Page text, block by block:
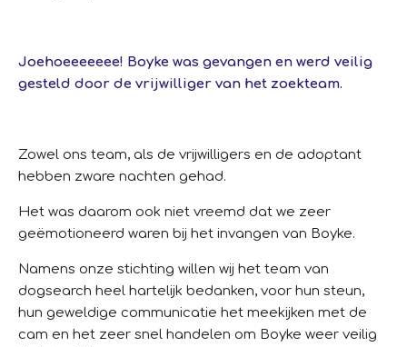
Joehoeeeeeee! Boyke was gevangen en werd veilig
gesteld door de vrijwilliger van het zoekteam.
Zowel ons team, als de vrijwilligers en de adoptant
hebben zware nachten gehad.
Het was daarom ook niet vreemd dat we zeer
geëmotioneerd waren bij het invangen van Boyke.
Namens onze stichting willen wij het team van
dogsearch heel hartelijk bedanken, voor hun steun,
hun geweldige communicatie het meekijken met de
cam en het zeer snel handelen om Boyke weer veilig